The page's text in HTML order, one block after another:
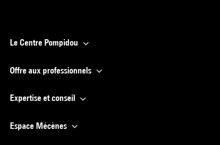
Le Centre Pompidou
Offre aux professionnels
Expertise et conseil
Espace Mécènes